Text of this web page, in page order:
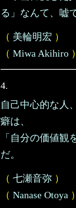
る」なんて、嘘
（ 美輪明宏 ）
（ Miwa Akihiro ）
4.
自己中心的な人
癖は、
「自分の価値観
だ。
（ 七瀬音弥 ）
（ Nanase Otoya ）